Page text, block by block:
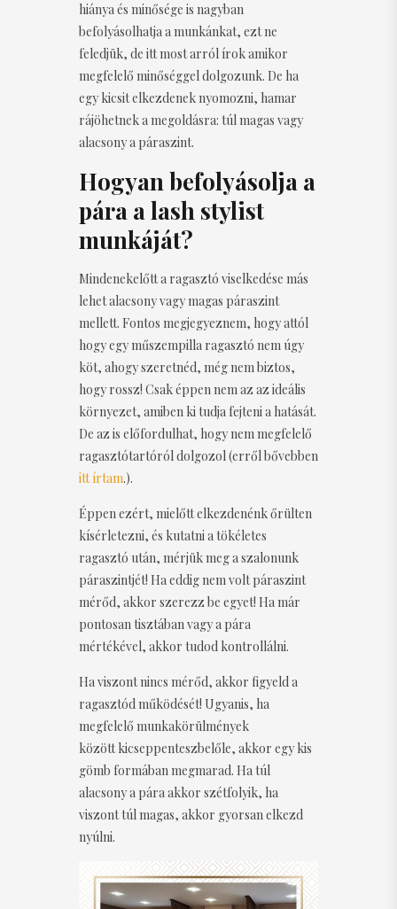
hiánya és minősége is nagyban
befolyásolhatja a munkánkat, ezt ne
feledjük, de itt most arról írok amikor
megfelelő minőséggel dolgozunk. De ha
egy kicsit elkezdenek nyomozni, hamar
rájöhetnek a megoldásra: túl magas vagy
alacsony a páraszint.
Hogyan befolyásolja a
pára a lash stylist
munkáját?
Mindenekelőtt a ragasztó viselkedése más
lehet alacsony vagy magas páraszint
mellett. Fontos megjegyeznem, hogy attól
hogy egy műszempilla ragasztó nem úgy
köt, ahogy szeretnéd, még nem biztos,
hogy rossz! Csak éppen nem az az ideális
környezet, amiben ki tudja fejteni a hatását.
De az is előfordulhat, hogy nem megfelelő
ragasztótartóról dolgozol (erről bővebben
itt írtam.).
Éppen ezért, mielőtt elkezdenénk őrülten
kísérletezni, és kutatni a tökéletes
ragasztó után, mérjük meg a szalonunk
páraszintjét! Ha eddig nem volt páraszint
mérőd, akkor szerezz be egyet! Ha már
pontosan tisztában vagy a pára
mértékével, akkor tudod kontrollálni.
Ha viszont nincs mérőd, akkor figyeld a
ragasztód működését! Ugyanis, ha
megfelelő munkakörülmények
között kicseppenteszbelőle, akkor egy kis
gömb formában megmarad. Ha túl
alacsony a pára akkor szétfolyik, ha
viszont túl magas, akkor gyorsan elkezd
nyúlni.